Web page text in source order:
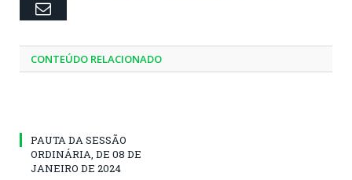
Email
CONTEÚDO RELACIONADO
PAUTA DA SESSÃO
ORDINÁRIA, DE 08 DE
JANEIRO DE 2024